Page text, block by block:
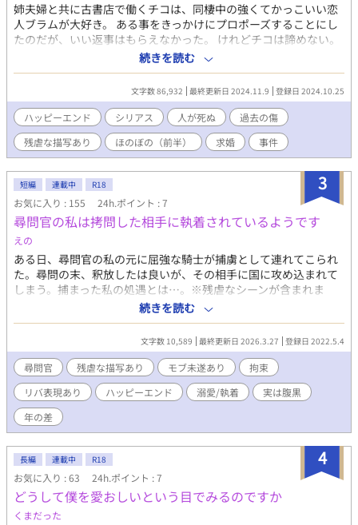
姉夫婦と共に古書店で働くチコは、同棲中の強くてかっこいい恋
人ブラムが大好き。 ある事をきっかけにプロポーズすることにし
たのだが、いい返事はもらえなかった。 けれどチコは諦めない。
ブラムが出張に発つ日までと決めて求婚を続けるのだが…… お互
い踏み込んだ話をしてこなかった二人が、過去に翻弄されながら
愛情を確認していく。 ※人が多く死にます（過去）。タグの確認
をお願いします。 ※執筆後に年齢などの変更をしたため修正しき
れていない箇所があると思われます。見つけ次第修正していきま
す。
続きを読む
文字数 86,932 最終更新日 2024.11.9 登録日 2024.10.25
ハッピーエンド シリアス 人が死ぬ
過去の傷
残虐な描写あり
ほのぼの（前半） 求婚 事件
3
短編 連載中 R18
お気に入り : 155 24h.ポイント : 7
尋問官の私は拷問した相手に執着されているようです
えの
ある日、尋問官の私の元に屈強な騎士が捕虜として連れてこられ
た。尋問の末、釈放したは良いが、その相手に国に攻め込まれて
しまう。捕まった私の処遇とは…。※残虐なシーンが含まれま
す。※受と攻、共にモブに暴力行為をされるシーンがあります。
※2人ともリバです。サクッと2.3話で終わらせる予定です。
続きを読む
文字数 10,589 最終更新日 2026.3.27 登録日 2022.5.4
尋問官 残虐な描写あり モブ未遂あり
拘束
リバ表現あり
ハッピーエンド 溺愛/執着
実は腹黒
年の差
4
長編 連載中 R18
お気に入り : 63 24h.ポイント : 7
どうして僕を愛おしいという目でみるのですか
くまだった